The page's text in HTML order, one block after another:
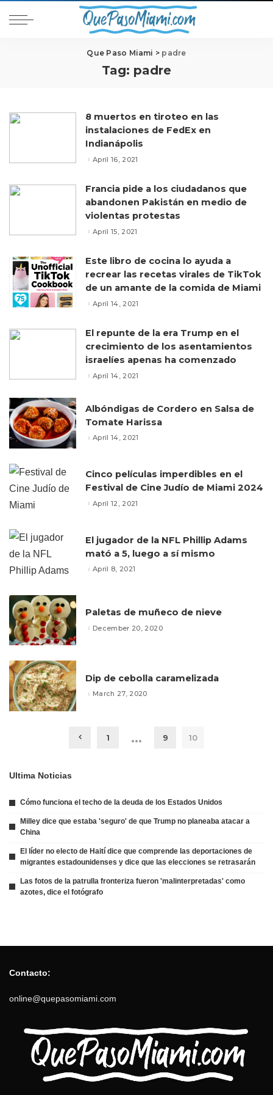
Que Paso Miami > padre
Tag: padre
8 muertos en tiroteo en las
instalaciones de FedEx en
Indianápolis
April 16, 2021
Francia pide a los ciudadanos que
abandonen Pakistán en medio de
violentas protestas
April 15, 2021
Este libro de cocina lo ayuda a
recrear las recetas virales de TikTok
de un amante de la comida de Miami
April 14, 2021
El repunte de la era Trump en el
crecimiento de los asentamientos
israelíes apenas ha comenzado
April 14, 2021
Albóndigas de Cordero en Salsa de
Tomate Harissa
April 14, 2021
Cinco películas imperdibles en el
Festival de Cine Judío de Miami 2024
April 12, 2021
El jugador de la NFL Phillip Adams
mató a 5, luego a sí mismo
April 8, 2021
Paletas de muñeco de nieve
December 20, 2020
Dip de cebolla caramelizada
March 27, 2020
1 … 9 10
Ultima Noticias
Cómo funciona el techo de la deuda de los Estados Unidos
Milley dice que estaba 'seguro' de que Trump no planeaba atacar a
China
El líder no electo de Haití dice que comprende las deportaciones de
migrantes estadounidenses y dice que las elecciones se retrasarán
Las fotos de la patrulla fronteriza fueron 'malinterpretadas' como
azotes, dice el fotógrafo
Contacto:
online@quepasomiami.com